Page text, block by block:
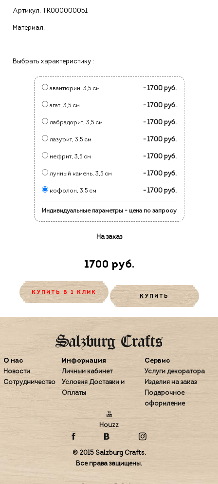
Артикул: ТК000000051
Материал:
Выбрать характеристику :
авантюрин, 3,5 см - 1700 руб.
агат, 3,5 см - 1700 руб.
лабрадорит, 3,5 см - 1700 руб.
лазурит, 3,5 см - 1700 руб.
нефрит, 3,5 см - 1700 руб.
лунный камень, 3,5 см - 1700 руб.
кофолон, 3,5 см - 1700 руб.
Индивидуальные параметры - цена по запросу
На заказ
1700 руб.
КУПИТЬ В 1 КЛИК
КУПИТЬ
О нас
Новости
Сотрудничество
Информация
Личный кабинет
Условия Доставки и
Оплаты
Сервис
Услуги декоратора
Изделия на заказ
Подарочное
оформление
Houzz
© 2015 Salzburg Crafts.
Все права защищены.